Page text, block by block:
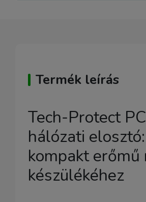
Termék leírás
Tech-Protect
hálózati elosztó:
kompakt erőmű
készülékéhez